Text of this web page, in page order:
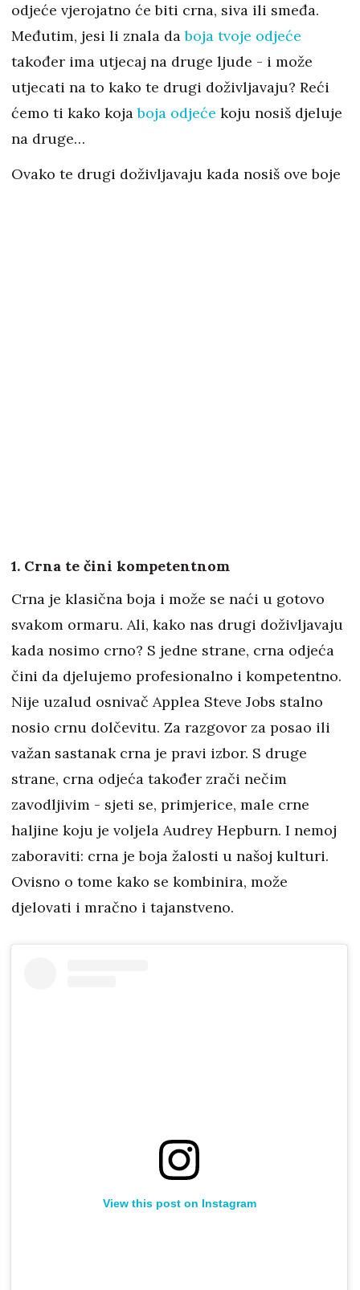
odjeće vjerojatno će biti crna, siva ili smeđa.
Međutim, jesi li znala daboja tvoje odjeće
također ima utjecaj na druge ljude - i može
utjecati na to kako te drugi doživljavaju? Reći
ćemo ti kako kojaboja odjeće koju nosiš djeluje
na druge…
Ovako te drugi doživljavaju kada nosiš ove boje
1. Crna te čini kompetentnom
Crna je klasična boja i može se naći u gotovo
svakom ormaru. Ali, kako nas drugi doživljavaju
kada nosimo crno? S jedne strane, crna odjeća
čini da djelujemo profesionalno i kompetentno.
Nije uzalud osnivač Applea Steve Jobs stalno
nosio crnu dolčevitu. Za razgovor za posao ili
važan sastanak crna je pravi izbor. S druge
strane, crna odjeća također zrači nečim
zavodljivim - sjeti se, primjerice, male crne
haljine koju je voljela Audrey Hepburn. I nemoj
zaboraviti: crna je boja žalosti u našoj kulturi.
Ovisno o tome kako se kombinira, može
djelovati i mračno i tajanstveno.
View this post on Instagram